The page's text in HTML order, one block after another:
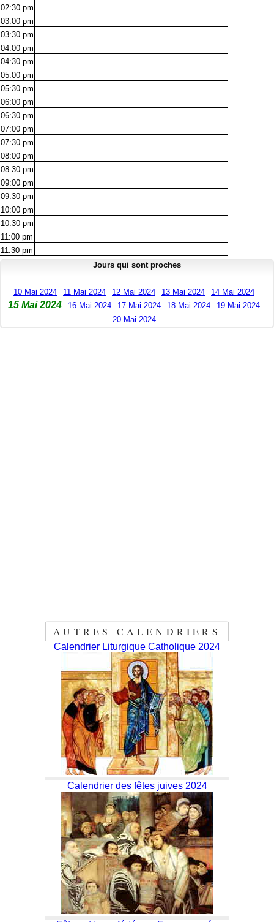
02:30 pm
03:00 pm
03:30 pm
04:00 pm
04:30 pm
05:00 pm
05:30 pm
06:00 pm
06:30 pm
07:00 pm
07:30 pm
08:00 pm
08:30 pm
09:00 pm
09:30 pm
10:00 pm
10:30 pm
11:00 pm
11:30 pm
Jours qui sont proches
10 Mai 2024 11 Mai 2024 12 Mai 2024 13 Mai 2024 14 Mai 2024
15 Mai 2024 16 Mai 2024 17 Mai 2024 18 Mai 2024
19 Mai 2024
20 Mai 2024
AUTRES CALENDRIERS
Calendrier Liturgique Catholique 2024
Calendrier des fêtes juives 2024